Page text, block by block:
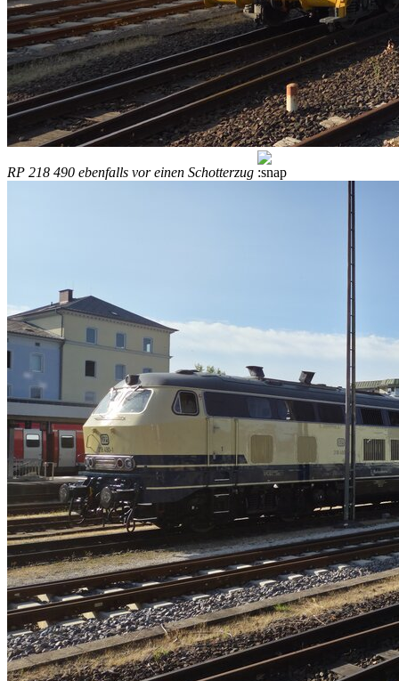
RP 218 490 ebenfalls vor einen Schotterzug